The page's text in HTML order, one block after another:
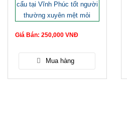
Giá Bán: 250,000 VNĐ